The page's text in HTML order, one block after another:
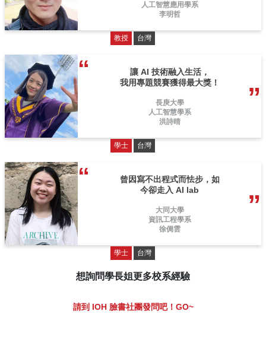
人工智慧應用學系
李明哲
教授 台灣
讓 AI 技術融入生活，
我用專題競賽獲得最大獎！
長庚大學
人工智慧學系
洪詩晴
學士 台灣
曾因寫不出程式而怯步，如
今卻走入 AI lab
大同大學
資訊工程學系
徐倜雲
學士 台灣
想詢問學長姐更多校系經驗
請到 IOH 臉書社團發問吧！GO~